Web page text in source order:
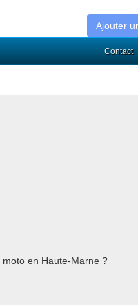
Ajouter
Contact
en Haute-Marne ?